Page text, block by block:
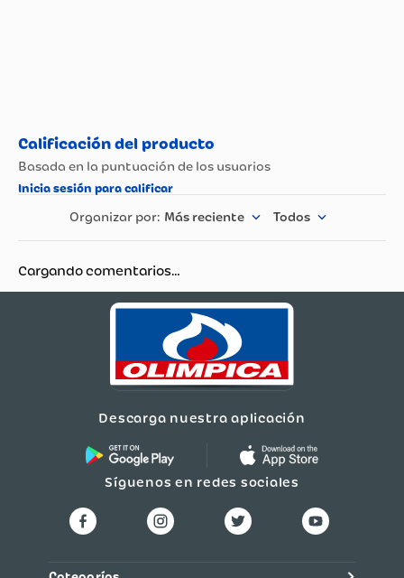
Más reciente Todos
Cargando comentarios…
Descarga nuestra aplicación
Síguenos en redes sociales